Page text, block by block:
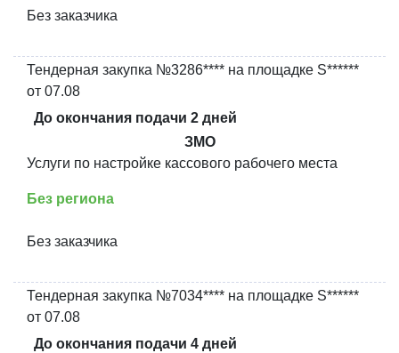
Без заказчика
Тендерная закупка №3286**** на площадке S******
от 07.08
До окончания подачи 2 дней
ЗМО
Услуги по настройке кассового рабочего места
Без региона
Без заказчика
Тендерная закупка №7034**** на площадке S******
от 07.08
До окончания подачи 4 дней